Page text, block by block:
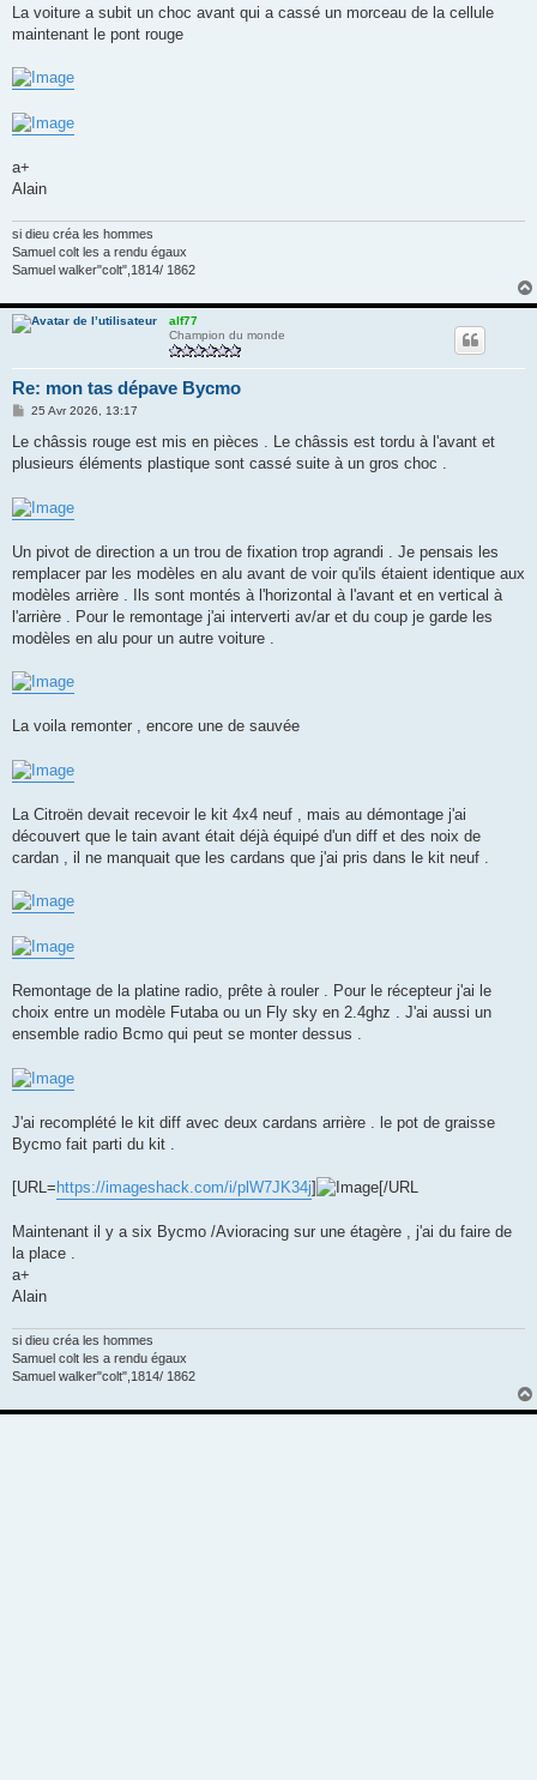
La voiture a subit un choc avant qui a cassé un morceau de la cellule
maintenant le pont rouge
a+
Alain
si dieu créa les hommes
Samuel colt les a rendu égaux
Samuel walker"colt",1814/ 1862
alf77
Champion du monde
Re: mon tas dépave Bycmo
M
s
a
e
25 Avr 2026, 13:17
Le châssis rouge est mis en pièces . Le châssis est tordu à l'avant et
plusieurs éléments plastique sont cassé suite à un gros choc .
Un pivot de direction a un trou de fixation trop agrandi . Je pensais les
remplacer par les modèles en alu avant de voir qu'ils étaient identique aux
modèles arrière . Ils sont montés à l'horizontal à l'avant et en vertical à
l'arrière . Pour le remontage j'ai interverti av/ar et du coup je garde les
modèles en alu pour un autre voiture .
La voila remonter , encore une de sauvée
La Citroën devait recevoir le kit 4x4 neuf , mais au démontage j'ai
découvert que le tain avant était déjà équipé d'un diff et des noix de
cardan , il ne manquait que les cardans que j'ai pris dans le kit neuf .
Remontage de la platine radio, prête à rouler . Pour le récepteur j'ai le
choix entre un modèle Futaba ou un Fly sky en 2.4ghz . J'ai aussi un
ensemble radio Bcmo qui peut se monter dessus .
J'ai recomplété le kit diff avec deux cardans arrière . le pot de graisse
Bycmo fait parti du kit .
[URL=https://imageshack.com/i/plW7JK34j] [/URL
Maintenant il y a six Bycmo /Avioracing sur une étagère , j'ai du faire de
la place .
a+
Alain
si dieu créa les hommes
Samuel colt les a rendu égaux
Samuel walker"colt",1814/ 1862